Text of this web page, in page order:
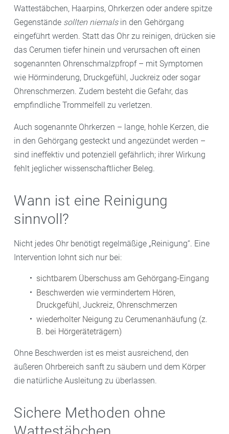
Wattestäbchen, Haarpins, Ohrkerzen oder andere spitze
Gegenstände sollten niemalsin den Gehörgang
eingeführt werden. Statt das Ohr zu reinigen, drücken sie
das Cerumen tiefer hinein und verursachen oft einen
sogenannten Ohrenschmalzpfropf – mit Symptomen
wie Hörminderung, Druckgefühl, Juckreiz oder sogar
Ohrenschmerzen. Zudem besteht die Gefahr, das
empfindliche Trommelfell zu verletzen.
Auch sogenannte Ohrkerzen – lange, hohle Kerzen, die
in den Gehörgang gesteckt und angezündet werden –
sind ineffektiv und potenziell gefährlich; ihrer Wirkung
fehlt jeglicher wissenschaftlicher Beleg.
Wann ist eine Reinigung
sinnvoll?
Nicht jedes Ohr benötigt regelmäßige „Reinigung“. Eine
Intervention lohnt sich nur bei:
sichtbarem Überschuss am Gehörgang-Eingang
Beschwerden wie vermindertem Hören,
Druckgefühl, Juckreiz, Ohrenschmerzen
wiederholter Neigung zu Cerumenanhäufung (z.
B. bei Hörgeräteträgern)
Ohne Beschwerden ist es meist ausreichend, den
äußeren Ohrbereich sanft zu säubern und dem Körper
die natürliche Ausleitung zu überlassen.
Sichere Methoden ohne